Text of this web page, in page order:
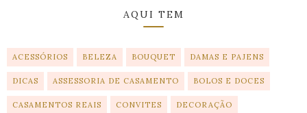
AQUI TEM
ACESSÓRIOS BELEZA BOUQUET DAMAS E PAJENS
DICAS ASSESSORIA DE CASAMENTO BOLOS E DOCES
CASAMENTOS REAIS CONVITES DECORAÇÃO